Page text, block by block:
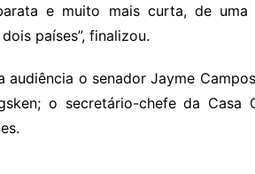
e muito mais curta, de
países”, finalizou.
audiência o senador Jayme
o secretário-chefe da Casa